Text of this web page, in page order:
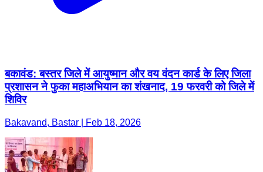
बकावंड: बस्तर जिले में आयुष्मान और वय वंदन कार्ड के लिए जिला
प्रशासन ने फुका महाअभियान का शंखनाद, 19 फरवरी को जिले में
शिविर
Bakavand, Bastar | Feb 18, 2026